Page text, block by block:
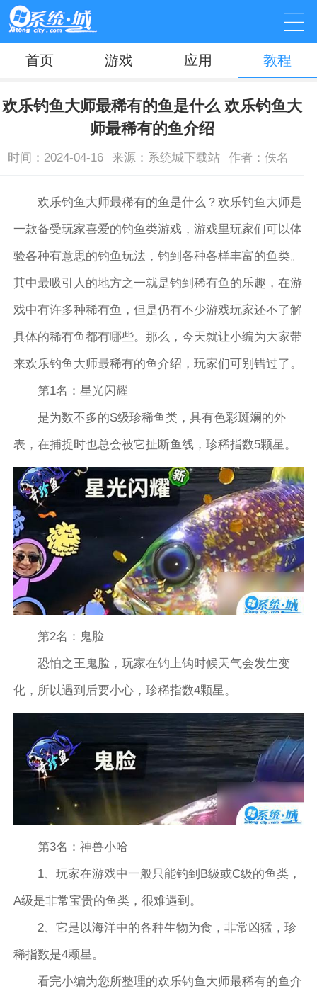
首页 游戏 应用 教程
欢乐钓鱼大师最稀有的鱼是什么 欢乐钓鱼大
师最稀有的鱼介绍
时间：2024-04-16 来源：系统城下载站 作者：佚名
欢乐钓鱼大师最稀有的鱼是什么？欢乐钓鱼大师是
一款备受玩家喜爱的钓鱼类游戏，游戏里玩家们可以体
验各种有意思的钓鱼玩法，钓到各种各样丰富的鱼类。
其中最吸引人的地方之一就是钓到稀有鱼的乐趣，在游
戏中有许多种稀有鱼，但是仍有不少游戏玩家还不了解
具体的稀有鱼都有哪些。那么，今天就让小编为大家带
来欢乐钓鱼大师最稀有的鱼介绍，玩家们可别错过了。
第1名：星光闪耀
是为数不多的S级珍稀鱼类，具有色彩斑斓的外
表，在捕捉时也总会被它扯断鱼线，珍稀指数5颗星。
第2名：鬼脸
恐怕之王鬼脸，玩家在钓上钩时候天气会发生变
化，所以遇到后要小心，珍稀指数4颗星。
第3名：神兽小哈
1、玩家在游戏中一般只能钓到B级或C级的鱼类，
A级是非常宝贵的鱼类，很难遇到。
2、它是以海洋中的各种生物为食，非常凶猛，珍
稀指数是4颗星。
看完小编为您所整理的欢乐钓鱼大师最稀有的鱼介